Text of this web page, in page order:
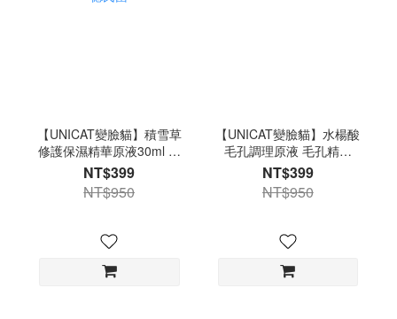
【UNICAT變臉貓】積雪草
修護保濕精華原液30ml 比
菲德氏菌
NT$399
NT$950
【UNICAT變臉貓】水楊酸
毛孔調理原液 毛孔精華
30ml
NT$399
NT$950